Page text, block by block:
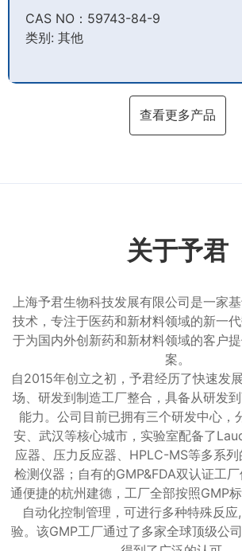
CAS NO：59743-84-9​
类别: 其他
查看更多产品
关于予君
上海予君生物科技发展有限公司是一家
技术，专注于医药和新材料领域的新一
于为国内外创新药和新材料领域的客户
案。
自2015年创立之初，予君经历了快速发
场、研发到制造工厂整合，具备从研发
能力。公司目前已拥有三个研发中心，
安、武汉等核心城市，实验室配备了
应器、压力反应器、HPLC-MS等多系
检测仪器；自有的GMP&FDA双认证工
通便捷的杭州建德，工厂全部按照GMP
自动化控制管理，可进行多种特殊反
验。该GMP工厂通过了多家全球顶级公